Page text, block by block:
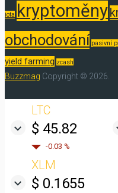
iota kryptoměny
obchodování pasivní
yield farming zcash
Buzzmag Copyright © 2026.
LTC
$ 45.82
-0.03 %
XLM
$ 0.1655